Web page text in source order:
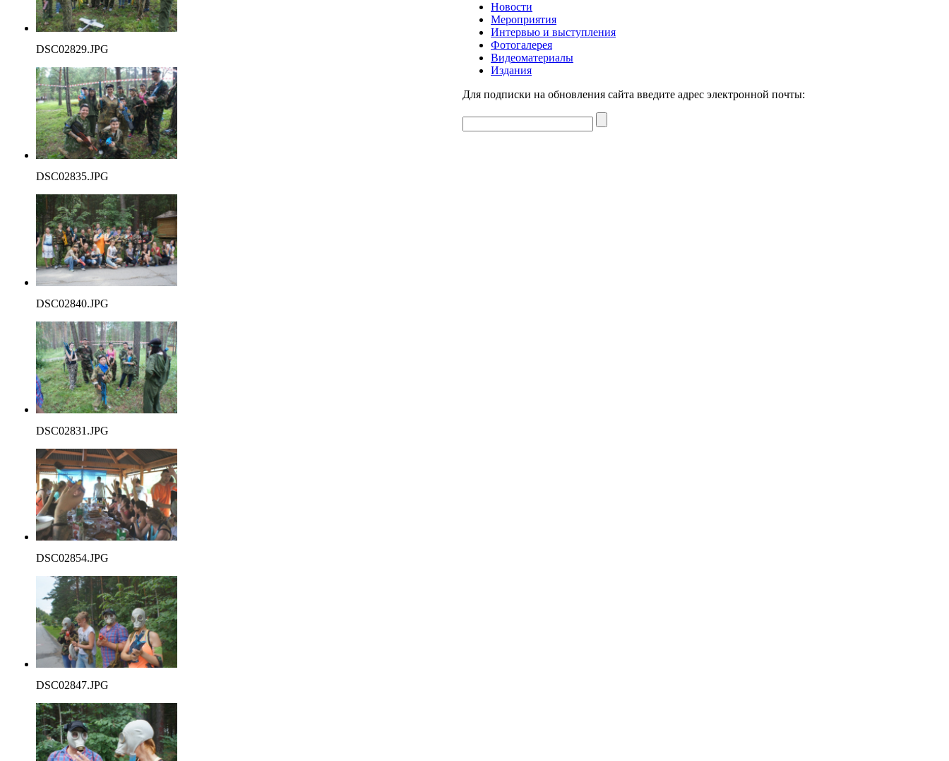
DSC02829.JPG
DSC02835.JPG
DSC02840.JPG
DSC02831.JPG
DSC02854.JPG
DSC02847.JPG
Новости
Мероприятия
Интервью и выступления
Фотогалерея
Видеоматериалы
Издания
Для подписки на обновления сайта введите адрес электронной почты: